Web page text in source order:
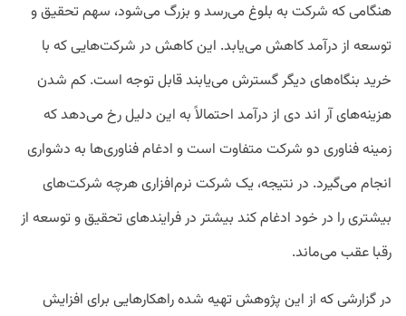
هنگامی که شرکت به بلوغ می‌رسد و بزرگ می‌شود، سهم تحقیق و
توسعه از درآمد کاهش می‌یابد. این کاهش در شرکت‌هایی که با
خرید بنگاه‌های دیگر گسترش می‌یابند قابل توجه است. کم شدن
هزینه‌های آر‌ اند دی از درآمد احتمالاً به این دلیل رخ می‌دهد که
زمینه فناوری‌ دو شرکت متفاوت است و ادغام فناوری‌ها به دشواری
انجام می‌گیرد. در نتیجه، یک شرکت نرم‌افزاری هرچه شرکت‌های
بیشتری را در خود ادغام کند بیشتر در فرایندهای تحقیق و توسعه از
رقبا عقب می‌ماند.
در گزارشی که از این پژوهش تهیه شده راهکارهایی برای افزایش